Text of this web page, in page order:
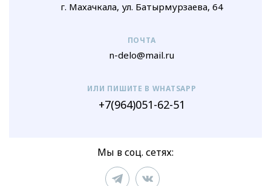
г. Махачкала, ул. Батырмурзаева, 64
ПОЧТА
n-delo@mail.ru
ИЛИ ПИШИТЕ В WHATSAPP
+7(964)051-62-51
Мы в соц. сетях: